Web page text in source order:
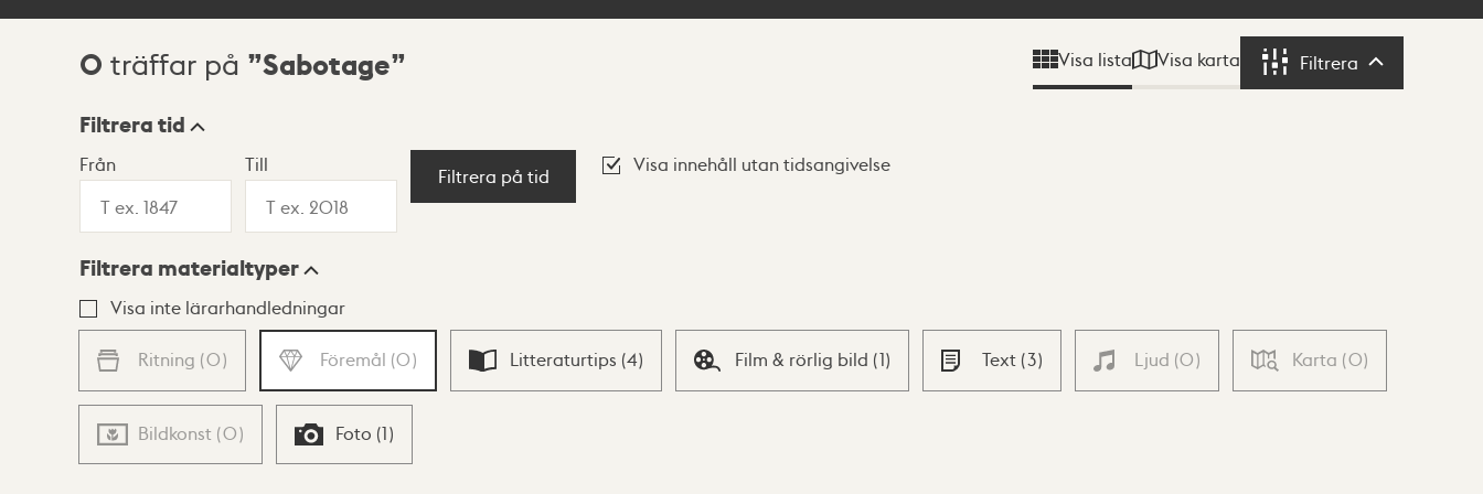
Sökresultat
0 träffar på Sabotage Visa lista Visa karta Filtrera Filtrera
Visningsläge
Lista Karta
Filtrera tid
Från Till
Filtrera på tid
Visa innehåll utan tidsangivelse
Filtrera materialtyper
Visa inte lärarhandledningar
Ritning (0) Föremål (0) Litteraturtips (4) Film & rörlig bild (1) Text (3) Ljud (0) Karta (0)
Bildkonst (0) Foto (1)